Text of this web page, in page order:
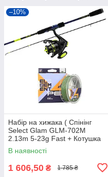
–10%
Набір на хижака ( Спінінг
Select Glam GLM-702M
2.13m 5-23g Fast + Котушка
спінінгова Flagman Bonus
2000S + Шнур у подарунок )
В наявності
1 606,50 ₴ 1 785 ₴